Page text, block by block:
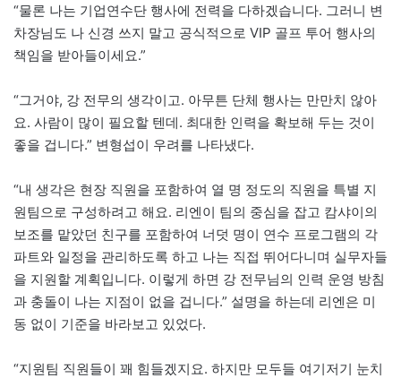
“물론 나는 기업연수단 행사에 전력을 다하겠습니다. 그러니 변
차장님도 나 신경 쓰지 말고 공식적으로 VIP 골프 투어 행사의
책임을 받아들이세요.”
“그거야, 강 전무의 생각이고. 아무튼 단체 행사는 만만치 않아
요. 사람이 많이 필요할 텐데. 최대한 인력을 확보해 두는 것이
좋을 겁니다.” 변형섭이 우려를 나타냈다.
“내 생각은 현장 직원을 포함하여 열 명 정도의 직원을 특별 지
원팀으로 구성하려고 해요. 리엔이 팀의 중심을 잡고 캄샤이의
보조를 맡았던 친구를 포함하여 너덧 명이 연수 프로그램의 각
파트와 일정을 관리하도록 하고 나는 직접 뛰어다니며 실무자들
을 지원할 계획입니다. 이렇게 하면 강 전무님의 인력 운영 방침
과 충돌이 나는 지점이 없을 겁니다.” 설명을 하는데 리엔은 미
동 없이 기준을 바라보고 있었다.
“지원팀 직원들이 꽤 힘들겠지요. 하지만 모두들 여기저기 눈치